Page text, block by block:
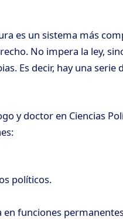
es un sistema más
No impera la ley,
Es decir, hay una
y doctor en Ciencias
políticos.
en funciones